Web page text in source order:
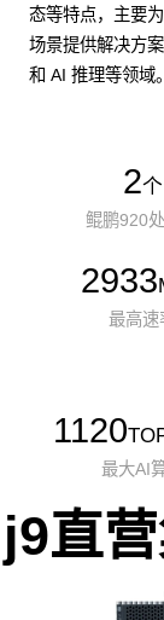
态等特点，主要
场景提供解决方
和 AI 推理等领域。
2个
鲲鹏920
2933
最高速
1120
最大AI
j9直